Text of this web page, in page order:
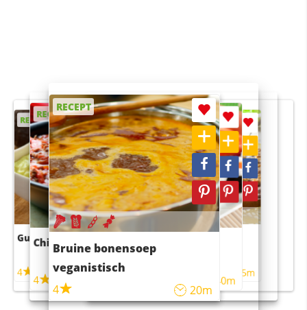
RECEPT
Guacamole
4
RECEPT
Chili con carne
4 45m
RECEPT
Bruine bonensoep
veganistisch
4
20m
RECEPT
Sushi rijstsalade
maaltijdsalade
40m
RECEPT
4 55m